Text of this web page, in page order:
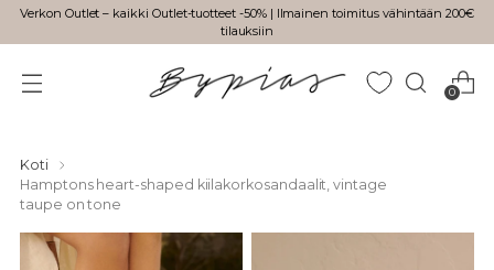
Verkon Outlet – kaikki Outlet-tuotteet -50% | Ilmainen toimitus vähintään 200€
tilauksiin
0
Koti
Hamptons heart-shaped kiilakorkosandaalit, vintage
taupe on tone